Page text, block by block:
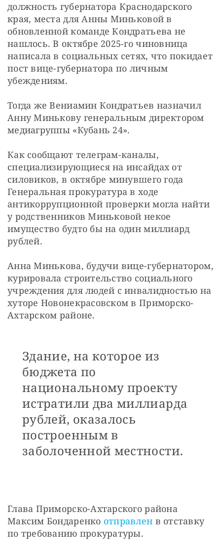
должность губернатора Краснодарского
края, места для Анны Миньковой в
обновленной команде Кондратьева не
нашлось. В октябре 2025-го чиновница
написала в социальных сетях, что покидает
пост вице-губернатора по личным
убеждениям.
Тогда же Вениамин Кондратьев назначил
Анну Минькову генеральным директором
медиагруппы «Кубань 24».
Как сообщают телеграм-каналы,
специализирующиеся на инсайдах от
силовиков, в октябре минувшего года
Генеральная прокуратура в ходе
антикоррупционной проверки могла найти
у родственников Миньковой некое
имущество будто бы на один миллиард
рублей.
Анна Минькова, будучи вице-губернатором,
курировала строительство социального
учреждения для людей с инвалидностью на
хуторе Новонекрасовском в Приморско-
Ахтарском районе.
Здание, на которое из
бюджета по
национальному проекту
истратили два миллиарда
рублей, оказалось
построенным в
заболоченной местности.
Глава Приморско-Ахтарского района
Максим Бондаренко отправлен в отставку
по требованию прокуратуры.